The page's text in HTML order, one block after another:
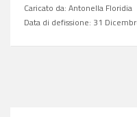
Caricato da: Antonella Floridia
Data di defissione: 31